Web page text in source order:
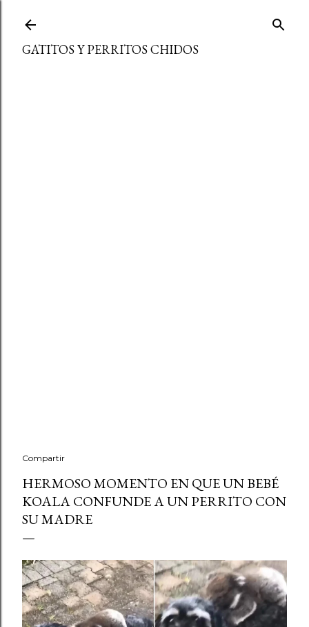
GATITOS Y PERRITOS CHIDOS
Compartir
HERMOSO MOMENTO EN QUE UN BEBÉ
KOALA CONFUNDE A UN PERRITO CON
SU MADRE